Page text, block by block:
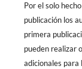
Por el solo
publicación los
primera
pueden realizar
adicionales para